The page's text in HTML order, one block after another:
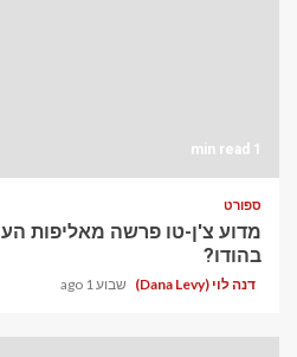
1 min read
ספורט
בהודו?
דנה לוי (Dana Levy) שבוע 1 ago